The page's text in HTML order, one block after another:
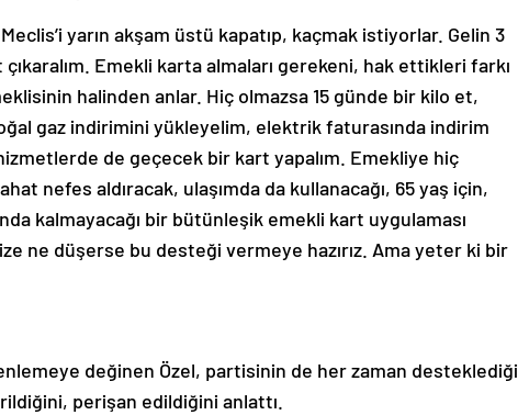
yarın akşam üstü kapatıp, kaçmak istiyorlar. Gelin 3
Emekli karta almaları gerekeni, hak ettikleri farkı
halinden anlar. Hiç olmazsa 15 günde bir kilo et,
gaz indirimini yükleyelim, elektrik faturasında indirim
de geçecek bir kart yapalım. Emekliye hiç
nefes aldıracak, ulaşımda da kullanacağı, 65 yaş için,
kalmayacağı bir bütünleşik emekli kart uygulaması
ne düşerse bu desteği vermeye hazırız. Ama yeter ki bir
değinen Özel, partisinin de her zaman desteklediği
perişan edildiğini anlattı.